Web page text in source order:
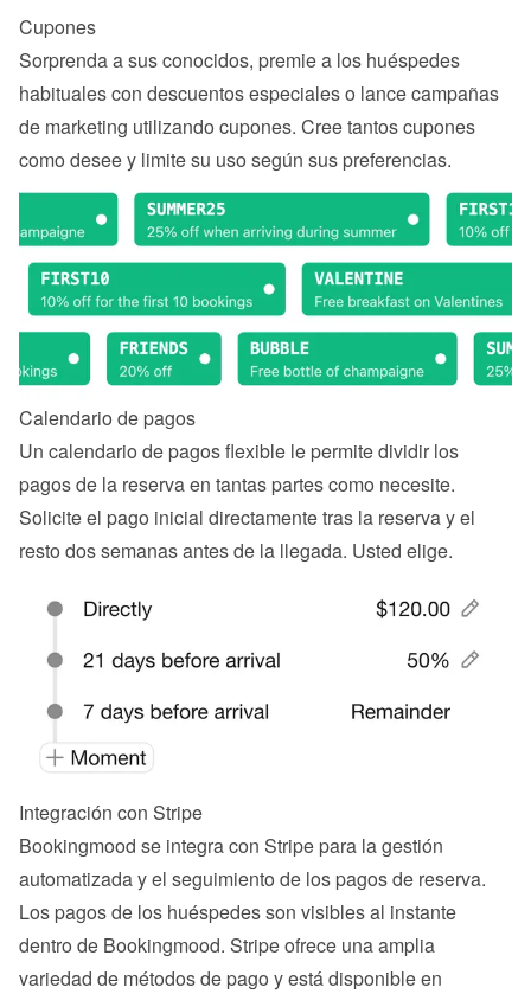
Cupones
Sorprenda a sus conocidos, premie a los huéspedes
habituales con descuentos especiales o lance campañas
de marketing utilizando cupones. Cree tantos cupones
como desee y limite su uso según sus preferencias.
Calendario de pagos
Un calendario de pagos flexible le permite dividir los
pagos de la reserva en tantas partes como necesite.
Solicite el pago inicial directamente tras la reserva y el
resto dos semanas antes de la llegada. Usted elige.
Integración con Stripe
Bookingmood se integra con Stripe para la gestión
automatizada y el seguimiento de los pagos de reserva.
Los pagos de los huéspedes son visibles al instante
dentro de Bookingmood. Stripe ofrece una amplia
variedad de métodos de pago y está disponible en